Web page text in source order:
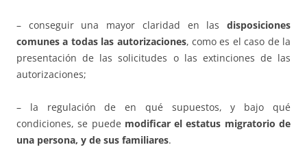
– conseguir una mayor claridad en las disposiciones
comunes a todas las autorizaciones, como es el caso de la
presentación de las solicitudes o las extinciones de las
autorizaciones;
– la regulación de en qué supuestos, y bajo qué
condiciones, se puede modificar el estatus migratorio de
una persona, y de sus familiares.